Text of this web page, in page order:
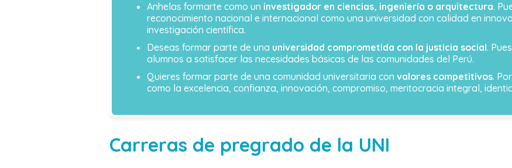
Anhelas formarte como un investigador en ciencias, ingeniería o arquitectura.
reconocimiento nacional e internacional como una universidad con calidad en
investigación científica.
Deseas formar parte de una universidad comprometida con la justicia social.
alumnos a satisfacer las necesidades básicas de las comunidades del Perú.
Quieres formar parte de una comunidad universitaria con valores competitivos.
como la excelencia, confianza, innovación, compromiso, meritocracia integral,
Carreras de pregrado de la UNI